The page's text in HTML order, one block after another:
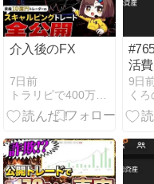
介入後のFX
7日前
活
9日
く